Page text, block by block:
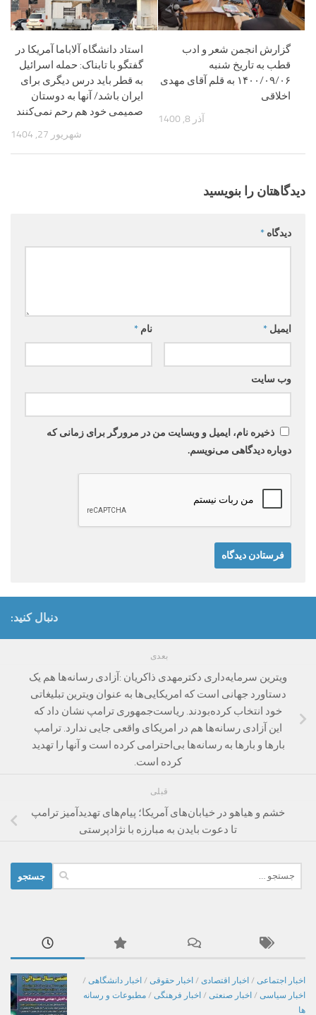
استاد دانشگاه آلاباما آمریکا‌ در
گفتگو با تابناک: حمله اسرائیل
به قطر باید درس دیگری برای
ایران باشد/ آنها به دوستان
صمیمی خود هم رحم نمی‌کنند
شهریور 27, 1404
گزارش انجمن شعر و ادب
قطب به تاریخ شنبه
۱۴۰۰/۰۹/۰۶ به قلم آقای مهدی
اخلاقی
آذر 8, 1400
دیدگاهتان را بنویسید
دیدگاه *
نام * ایمیل *
وب‌ سایت
ذخیره نام، ایمیل و وبسایت من در مرورگر برای زمانی که
دوباره دیدگاهی می‌نویسم.
دنبال کنید:
بعدی
ویترین سرمایه‌داری دکترمهدی ذاکریان :آزادی رسانه‌ها هم یک
دستاورد جهانی است که امریکایی‌ها به عنوان ویترین تبلیغاتی
خود انتخاب کرده‌بودند. ریاست‌جمهوری ترامپ نشان داد که
این آزادی رسانه‌ها هم در امریکای واقعی جایی ندارد. ترامپ
بارها و بارها به رسانه‌ها بی‌احترامی کرده است و آنها را تهدید
کرده است.
قبلی
خشم و هیاهو در خیابان‌های آمریکا؛ پیام‌های تهدیدآمیز ترامپ
تا دعوت بایدن به مبارزه با نژادپرستی
برای:
اخبار اجتماعی / اخبار اقتصادی / اخبار حقوقی / اخبار دانشگاهی /
اخبار سیاسی / اخبار صنعتی / اخبار فرهنگی / مطبوعات و رسانه
ها